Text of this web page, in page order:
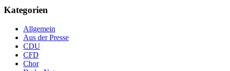
Kategorien
Allgemein
Aus der Presse
CDU
CFD
Chor